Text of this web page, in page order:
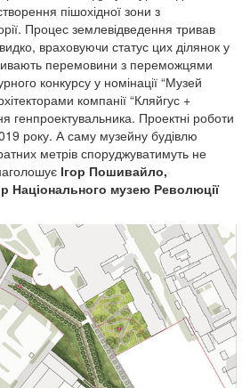
пішохідної зони з
Процес землевідведення тривав
враховуючи статус цих ділянок у
перемовини з переможцями
конкурсу у номінації “Музей
компанії “Кляйгус +
генпроектувальника. Проектні роботи
року. А саму музейну будівлю
метрів споруджуватимуть не
Ігор Пошивайло,
Національного музею Революції